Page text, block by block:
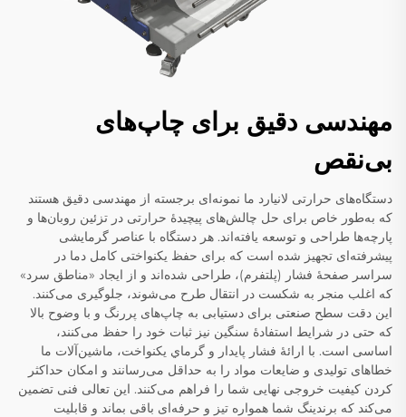
مهندسی دقیق برای چاپ‌های
بی‌نقص
دستگاه‌های حرارتی لانیارد ما نمونه‌ای برجسته از مهندسی دقیق هستند
که به‌طور خاص برای حل چالش‌های پیچیدهٔ حرارتی در تزئین روبان‌ها و
پارچه‌ها طراحی و توسعه یافته‌اند. هر دستگاه با عناصر گرمایشی
پیشرفته‌ای تجهیز شده است که برای حفظ یکنواختی کامل دما در
سراسر صفحهٔ فشار (پلتفرم)، طراحی شده‌اند و از ایجاد «مناطق سرد»
که اغلب منجر به شکست در انتقال طرح می‌شوند، جلوگیری می‌کنند.
این دقت سطح صنعتی برای دستیابی به چاپ‌های پررنگ و با وضوح بالا
که حتی در شرایط استفادهٔ سنگین نیز ثبات خود را حفظ می‌کنند،
اساسی است. با ارائهٔ فشار پایدار و گرماي یکنواخت، ماشین‌آلات ما
خطاهای تولیدی و ضایعات مواد را به حداقل می‌رسانند و امکان حداکثر
کردن کیفیت خروجی نهایی شما را فراهم می‌کنند. این تعالی فنی تضمین
می‌کند که برندینگ شما همواره تیز و حرفه‌ای باقی بماند و قابلیت